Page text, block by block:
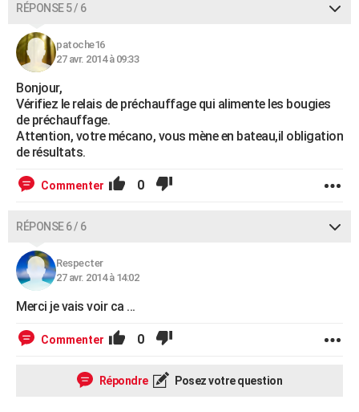
RÉPONSE 5 / 6
patoche16
27 avr. 2014 à 09:33
Bonjour,
Vérifiez le relais de préchauffage qui alimente les bougies
de préchauffage.
Attention, votre mécano, vous mène en bateau,il obligation
de résultats.
Commenter 0
RÉPONSE 6 / 6
Respecter
27 avr. 2014 à 14:02
Merci je vais voir ca ...
Commenter 0
Répondre Posez votre question